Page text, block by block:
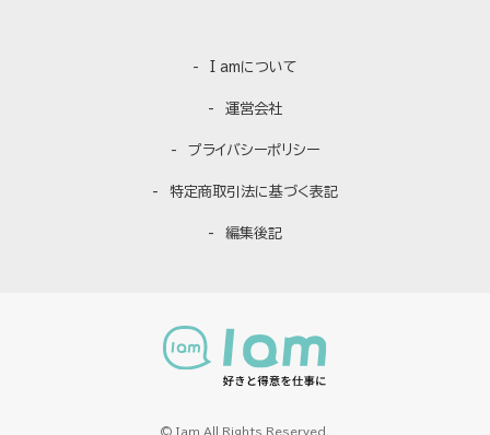
I amについて
運営会社
プライバシーポリシー
特定商取引法に基づく表記
編集後記
© Iam All Rights Reserved.